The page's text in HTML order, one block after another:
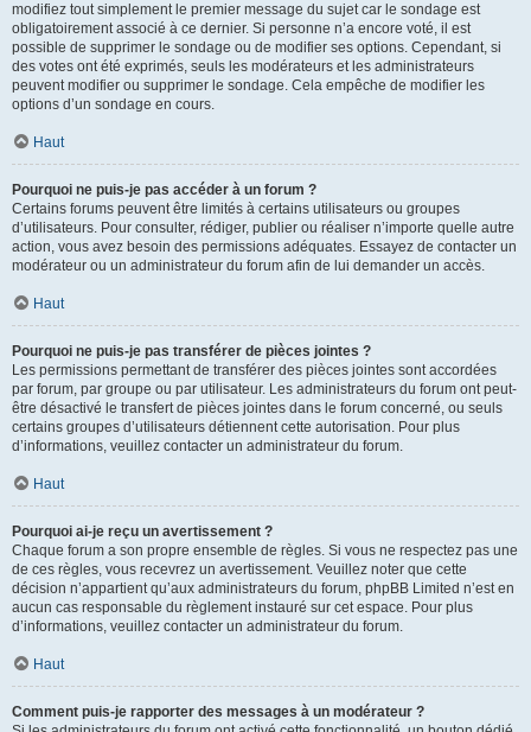
modifiez tout simplement le premier message du sujet car le sondage est
obligatoirement associé à ce dernier. Si personne n’a encore voté, il est
possible de supprimer le sondage ou de modifier ses options. Cependant, si
des votes ont été exprimés, seuls les modérateurs et les administrateurs
peuvent modifier ou supprimer le sondage. Cela empêche de modifier les
options d’un sondage en cours.
Haut
Pourquoi ne puis-je pas accéder à un forum ?
Certains forums peuvent être limités à certains utilisateurs ou groupes
d’utilisateurs. Pour consulter, rédiger, publier ou réaliser n’importe quelle autre
action, vous avez besoin des permissions adéquates. Essayez de contacter un
modérateur ou un administrateur du forum afin de lui demander un accès.
Haut
Pourquoi ne puis-je pas transférer de pièces jointes ?
Les permissions permettant de transférer des pièces jointes sont accordées
par forum, par groupe ou par utilisateur. Les administrateurs du forum ont peut-
être désactivé le transfert de pièces jointes dans le forum concerné, ou seuls
certains groupes d’utilisateurs détiennent cette autorisation. Pour plus
d’informations, veuillez contacter un administrateur du forum.
Haut
Pourquoi ai-je reçu un avertissement ?
Chaque forum a son propre ensemble de règles. Si vous ne respectez pas une
de ces règles, vous recevrez un avertissement. Veuillez noter que cette
décision n’appartient qu’aux administrateurs du forum, phpBB Limited n’est en
aucun cas responsable du règlement instauré sur cet espace. Pour plus
d’informations, veuillez contacter un administrateur du forum.
Haut
Comment puis-je rapporter des messages à un modérateur ?